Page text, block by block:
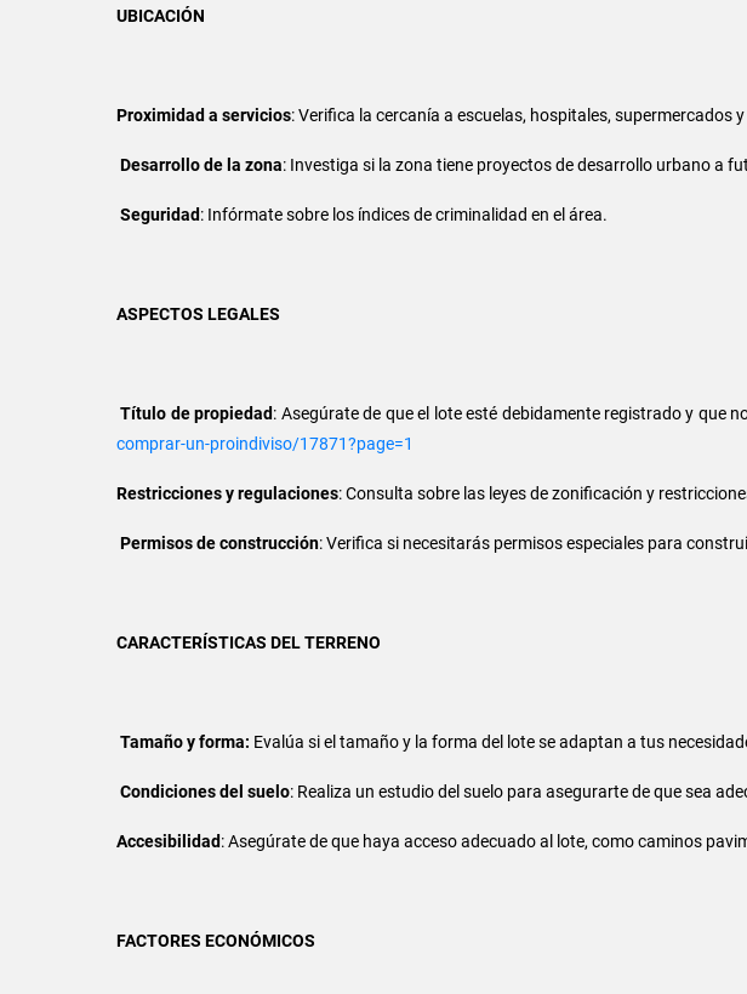
UBICACIÓN
Proximidad a servicios: Verifica la cercanía a escuelas, hospitales, supermercados
Desarrollo de la zona: Investiga si la zona tiene proyectos de desarrollo urbano a
Seguridad: Infórmate sobre los índices de criminalidad en el área.
ASPECTOS LEGALES
Título de propiedad: Asegúrate de que el lote esté debidamente registrado y que
comprar-un-proindiviso/17871?page=1
Restricciones y regulaciones: Consulta sobre las leyes de zonificación y
Permisos de construcción: Verifica si necesitarás permisos especiales para
CARACTERÍSTICAS DEL TERRENO
Tamaño y forma: Evalúa si el tamaño y la forma del lote se adaptan a tus
Condiciones del suelo: Realiza un estudio del suelo para asegurarte de que sea
Accesibilidad: Asegúrate de que haya acceso adecuado al lote, como caminos
FACTORES ECONÓMICOS